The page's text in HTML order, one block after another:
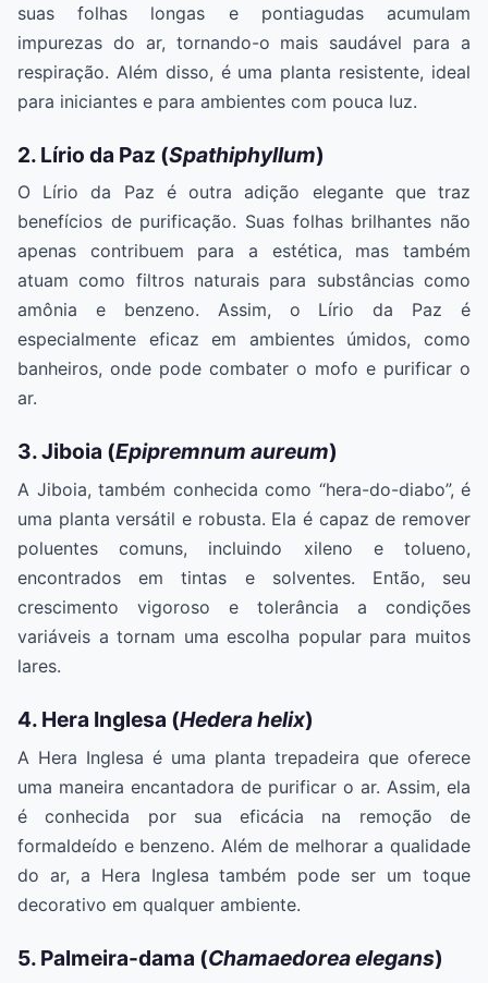
suas folhas longas e pontiagudas acumulam
impurezas do ar, tornando-o mais saudável para a
respiração. Além disso, é uma planta resistente, ideal
para iniciantes e para ambientes com pouca luz.
2. Lírio da Paz (Spathiphyllum)
O Lírio da Paz é outra adição elegante que traz
benefícios de purificação. Suas folhas brilhantes não
apenas contribuem para a estética, mas também
atuam como filtros naturais para substâncias como
amônia e benzeno. Assim, o Lírio da Paz é
especialmente eficaz em ambientes úmidos, como
banheiros, onde pode combater o mofo e purificar o
ar.
3. Jiboia (Epipremnum aureum)
A Jiboia, também conhecida como “hera-do-diabo”, é
uma planta versátil e robusta. Ela é capaz de remover
poluentes comuns, incluindo xileno e tolueno,
encontrados em tintas e solventes. Então, seu
crescimento vigoroso e tolerância a condições
variáveis a tornam uma escolha popular para muitos
lares.
4. Hera Inglesa (Hedera helix)
A Hera Inglesa é uma planta trepadeira que oferece
uma maneira encantadora de purificar o ar. Assim, ela
é conhecida por sua eficácia na remoção de
formaldeído e benzeno. Além de melhorar a qualidade
do ar, a Hera Inglesa também pode ser um toque
decorativo em qualquer ambiente.
5. Palmeira-dama (Chamaedorea elegans)